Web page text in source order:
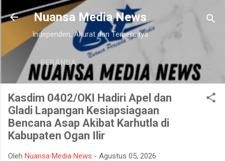
Langsung ke konten utama
Nuansa Media News
Independen, Akurat dan Terpercaya
BERANDA
Kasdim 0402/OKI Hadiri Apel dan
Gladi Lapangan Kesiapsiagaan
Bencana Asap Akibat Karhutla di
Kabupaten Ogan Ilir
Oleh Nuansa Media News - Agustus 05, 2026